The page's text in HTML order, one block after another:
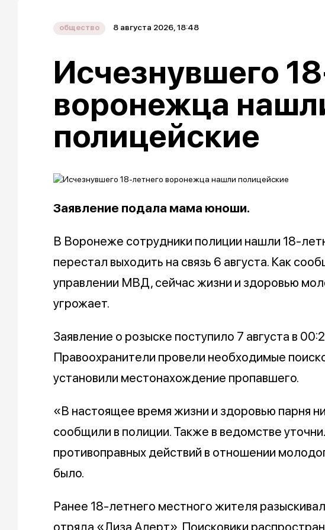
общество 8 августа 2026, 18:48
Исчезнувшего
воронежца
полицейские
Заявление подала мама юноши.
В Воронеже сотрудники полиции нашли 18-
перестал выходить на связь 6 августа. Как
управлении МВД, сейчас жизни и здоровью
угрожает.
Заявление о розыске поступило 7 августа в
Правоохранители провели необходимые
установили местонахождение пропавшего.
«В настоящее время жизни и здоровью парня
сообщили в полиции. Также в ведомстве
противоправных действий в отношении
было.
Ранее 18-летнего местного жителя
отряда «Лиза Алерт». Поисковики